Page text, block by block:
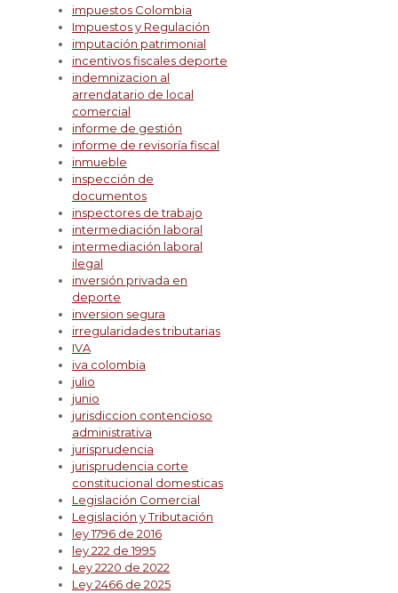
impuestos Colombia
Impuestos y Regulación
imputación patrimonial
incentivos fiscales deporte
indemnizacion al
arrendatario de local
comercial
informe de gestión
informe de revisoría fiscal
inmueble
inspección de
documentos
inspectores de trabajo
intermediación laboral
intermediación laboral
ilegal
inversión privada en
deporte
inversion segura
irregularidades tributarias
IVA
iva colombia
julio
junio
jurisdiccion contencioso
administrativa
jurisprudencia
jurisprudencia corte
constitucional domesticas
Legislación Comercial
Legislación y Tributación
ley 1796 de 2016
ley 222 de 1995
Ley 2220 de 2022
Ley 2466 de 2025